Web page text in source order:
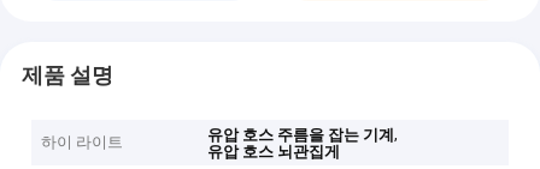
제품 설명
하이 라이트 유압 호스 주름을 잡는 기계,
유압 호스 뇌관집게